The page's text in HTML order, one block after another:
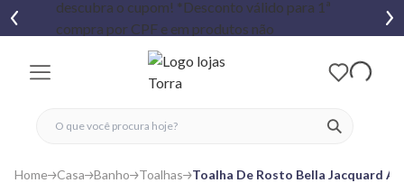
ver
fechar menu
fechar menu
favoritos
Home Casa Banho Toalhas Toalha De Rosto Bella Jacquard